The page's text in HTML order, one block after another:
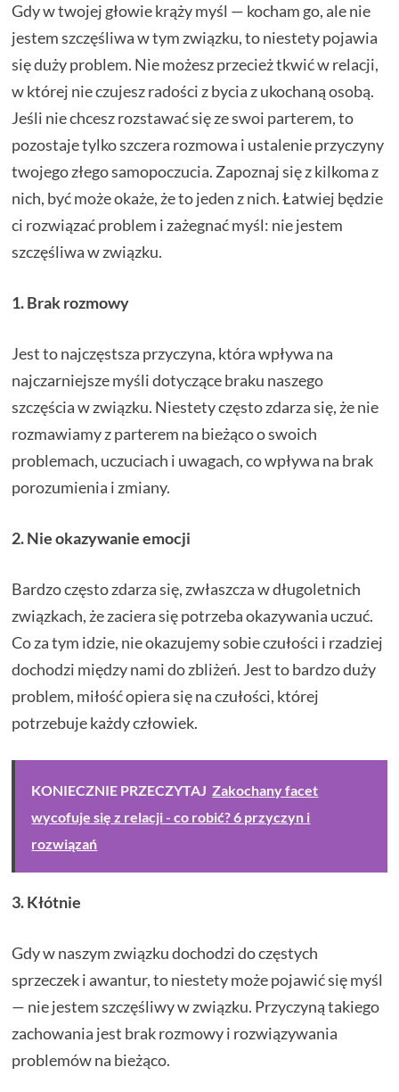
Gdy w twojej głowie krąży myśl — kocham go, ale nie
jestem szczęśliwa w tym związku, to niestety pojawia
się duży problem. Nie możesz przecież tkwić w relacji,
w której nie czujesz radości z bycia z ukochaną osobą.
Jeśli nie chcesz rozstawać się ze swoi parterem, to
pozostaje tylko szczera rozmowa i ustalenie przyczyny
twojego złego samopoczucia. Zapoznaj się z kilkoma z
nich, być może okaże, że to jeden z nich. Łatwiej będzie
ci rozwiązać problem i zażegnać myśl: nie jestem
szczęśliwa w związku.
1. Brak rozmowy
Jest to najczęstsza przyczyna, która wpływa na
najczarniejsze myśli dotyczące braku naszego
szczęścia w związku. Niestety często zdarza się, że nie
rozmawiamy z parterem na bieżąco o swoich
problemach, uczuciach i uwagach, co wpływa na brak
porozumienia i zmiany.
2. Nie okazywanie emocji
Bardzo często zdarza się, zwłaszcza w długoletnich
związkach, że zaciera się potrzeba okazywania uczuć.
Co za tym idzie, nie okazujemy sobie czułości i rzadziej
dochodzi między nami do zbliżeń. Jest to bardzo duży
problem, miłość opiera się na czułości, której
potrzebuje każdy człowiek.
KONIECZNIE PRZECZYTAJ Zakochany facet
wycofuje się z relacji - co robić? 6 przyczyn i
rozwiązań
3. Kłótnie
Gdy w naszym związku dochodzi do częstych
sprzeczek i awantur, to niestety może pojawić się myśl
— nie jestem szczęśliwy w związku. Przyczyną takiego
zachowania jest brak rozmowy i rozwiązywania
problemów na bieżąco.